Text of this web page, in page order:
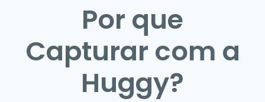
Por que
Capturar com a
Huggy?